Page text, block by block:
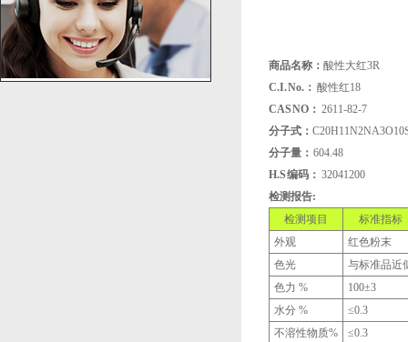
商品名称： 酸性大红3R
C.I. No.： 酸性红18
CAS NO： 2611-82-7
分子式：
分子量： 604.48
H.S 编码： 32041200
检测报告:
检测项目
标准指标
外观
红色粉末
色光
与标准品近
色力 %
100±3
水分 %
≤0.3
不溶性物质%
≤0.3